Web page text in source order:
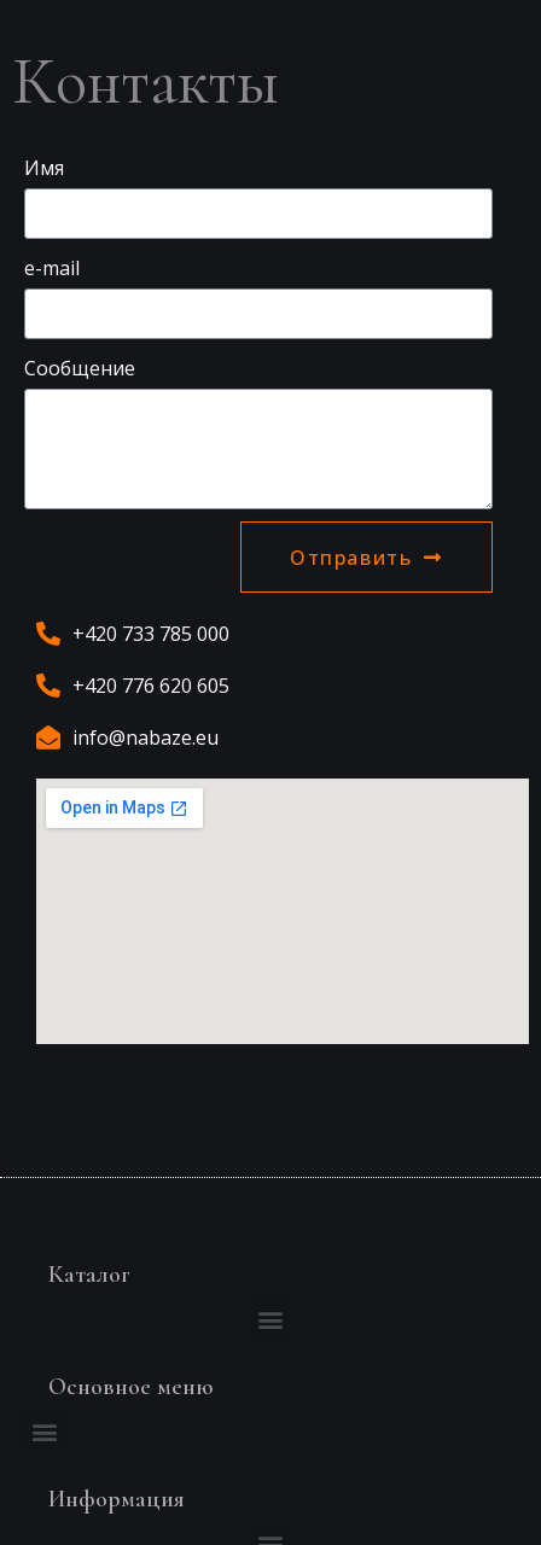
Контакты
Имя
e-mail
Сообщение
Отправить
+420 733 785 000
+420 776 620 605
info@nabaze.eu
Каталог
Основное меню
Информация